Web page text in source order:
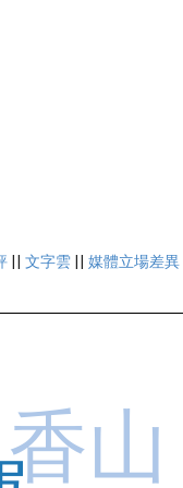
|| 文字雲 || 媒體立場差異
香山